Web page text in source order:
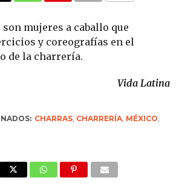
mujeres a caballo que
y coreografías en el
de la charrería.
Vida Latina
CHARRAS CHARRERÍA MÉXICO